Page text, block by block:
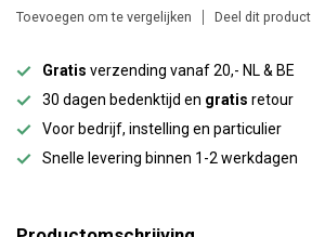
Toevoegen om te vergelijken Deel dit product
Gratis verzending vanaf 20,- NL & BE
30 dagen bedenktijd en gratis retour
Voor bedrijf, instelling en particulier
Snelle levering binnen 1-2 werkdagen